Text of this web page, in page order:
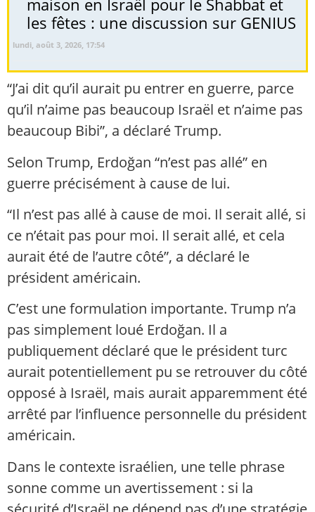
maison en Israël pour le Shabbat et
les fêtes : une discussion sur GENIUS
lundi, août 3, 2026, 17:54
“J’ai dit qu’il aurait pu entrer en guerre, parce
qu’il n’aime pas beaucoup Israël et n’aime pas
beaucoup Bibi”, a déclaré Trump.
Selon Trump, Erdoğan “n’est pas allé” en
guerre précisément à cause de lui.
“Il n’est pas allé à cause de moi. Il serait allé, si
ce n’était pas pour moi. Il serait allé, et cela
aurait été de l’autre côté”, a déclaré le
président américain.
C’est une formulation importante. Trump n’a
pas simplement loué Erdoğan. Il a
publiquement déclaré que le président turc
aurait potentiellement pu se retrouver du côté
opposé à Israël, mais aurait apparemment été
arrêté par l’influence personnelle du président
américain.
Dans le contexte israélien, une telle phrase
sonne comme un avertissement : si la